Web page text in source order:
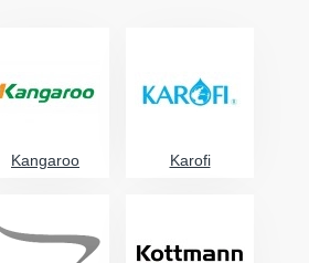
Kangaroo Karofi